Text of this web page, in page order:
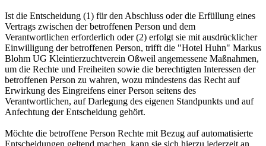
Ist die Entscheidung (1) für den Abschluss oder die Erfüllung eines
Vertrags zwischen der betroffenen Person und dem
Verantwortlichen erforderlich oder (2) erfolgt sie mit ausdrücklicher
Einwilligung der betroffenen Person, trifft die "Hotel Huhn" Markus
Blohm UG Kleintierzuchtverein Oßweil angemessene Maßnahmen,
um die Rechte und Freiheiten sowie die berechtigten Interessen der
betroffenen Person zu wahren, wozu mindestens das Recht auf
Erwirkung des Eingreifens einer Person seitens des
Verantwortlichen, auf Darlegung des eigenen Standpunkts und auf
Anfechtung der Entscheidung gehört.
Möchte die betroffene Person Rechte mit Bezug auf automatisierte
Entscheidungen geltend machen, kann sie sich hierzu jederzeit an